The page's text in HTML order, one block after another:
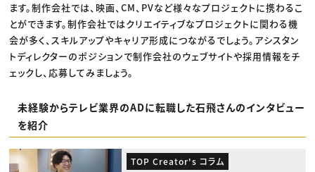
ます。制作会社では、映画、CM、PVなど様々なプロジェクトに携わるこ
とができます。制作会社ではクリエイティブなプロジェクトに関わる機
会が多く、スキルアップやキャリア形成につながるでしょう。アシスタン
トディレクターのポジションで制作会社のウェブサイトや採用情報をチ
ェックし、応募してみましょう。
未経験からテレビ業界のADに転職した石飛さんのインタビュー
を紹介
TOP Creator's コラム